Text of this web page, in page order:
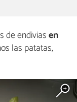
de endiviasen
las patatas,